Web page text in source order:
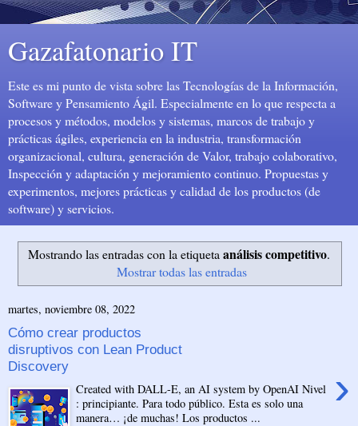
Gazafatonario IT
Este es mi punto de vista sobre las Tecnologías de la Información,
Software y Pensamiento Ágil. Especialmente en lo que respecta a
procesos y métodos, modelos y sistemas, marcos de trabajo y
prácticas ágiles, experiencia en la industria, transformación
organizacional, cultura, generación de Valor, trabajo colaborativo,
Inspección y adaptación y mejoramiento continuo. Propuestas y
experimentos, mejores prácticas y calidad de los productos (de
software) y servicios.
Mostrando las entradas con la etiqueta análisis competitivo.
Mostrar todas las entradas
martes, noviembre 08, 2022
Cómo crear productos
disruptivos con Lean Product
Discovery
›
Created with DALL-E, an AI system by OpenAI Nivel
: principiante. Para todo público. Esta es solo una
manera… ¡de muchas! Los productos ...